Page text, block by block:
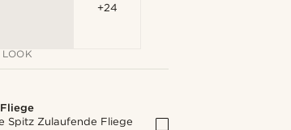
+24
Spitz Zulaufende Fliege